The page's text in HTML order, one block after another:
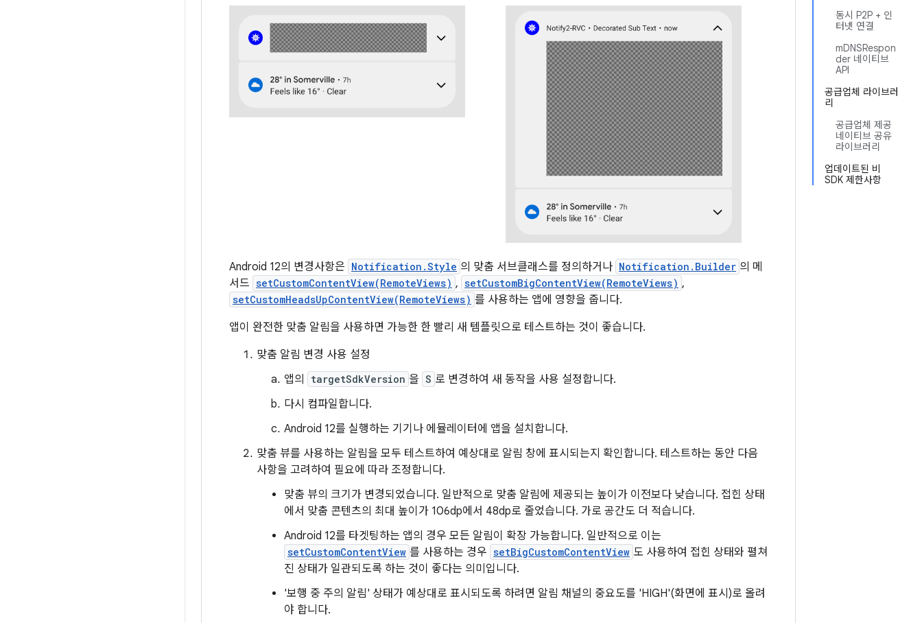
동시 P2P + 인
터넷 연결
mDNSRespon
der 네이티브
API
공급업체 라이브러
리
공급업체 제공
네이티브 공유
라이브러리
업데이트된 비
SDK 제한사항
Android 12의 변경사항은 Notification.Style 의 맞춤 서브클래스를 정의하거나 Notification.Builder 의 메
서드 setCustomContentView(RemoteViews) , setCustomBigContentView(RemoteViews) ,
setCustomHeadsUpContentView(RemoteViews) 를 사용하는 앱에 영향을 줍니다.
앱이 완전한 맞춤 알림을 사용하면 가능한 한 빨리 새 템플릿으로 테스트하는 것이 좋습니다.
맞춤 알림 변경 사용 설정
앱의
targetSdkVersion 을 S 로 변경하여 새 동작을 사용 설정합니다.
다시 컴파일합니다.
Android 12를 실행하는 기기나 에뮬레이터에 앱을 설치합니다.
맞춤 뷰를 사용하는 알림을 모두 테스트하여 예상대로 알림 창에 표시되는지 확인합니다. 테스트하는 동안 다음
사항을 고려하여 필요에 따라 조정합니다.
맞춤 뷰의 크기가 변경되었습니다. 일반적으로 맞춤 알림에 제공되는 높이가 이전보다 낮습니다. 접힌 상태
에서 맞춤 콘텐츠의 최대 높이가 106dp에서 48dp로 줄었습니다. 가로 공간도 더 적습니다.
Android 12를 타겟팅하는 앱의 경우 모든 알림이 확장 가능합니다. 일반적으로 이는
setCustomContentView 를 사용하는 경우 setBigCustomContentView 도 사용하여 접힌 상태와 펼쳐
진 상태가 일관되도록 하는 것이 좋다는 의미입니다.
'보행 중 주의 알림' 상태가 예상대로 표시되도록 하려면 알림 채널의 중요도를 'HIGH'(화면에 표시)로 올려
야 합니다.